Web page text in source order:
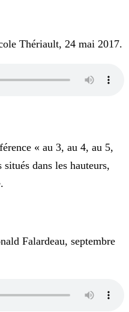
Thériault, 24 mai 2017.
« au 3, au 4, au 5,
dans les hauteurs,
Falardeau, septembre